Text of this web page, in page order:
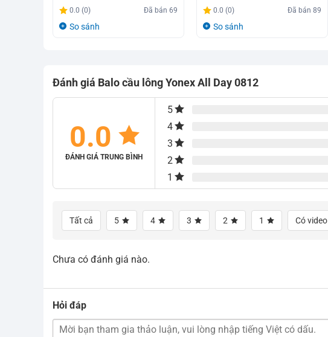
Giá
gốc
Giá
hiện
0.0 (0) Đã bán69
So sánh
Giá
gốc
Giá
hiện
0.0 (0) Đã bán89
So sánh
Đánh giá Balo cầu lông Yonex All Day 0812
0.0
ĐÁNH GIÁ TRUNG BÌNH
5
4
3
2
1
Tất cả 5 4 3 2 1 Có video
Chưa có đánh giá nào.
Hỏi đáp